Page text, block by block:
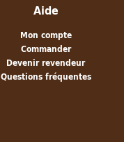
Aide
Mon compte
Commander
Devenir revendeur
Questions fréquentes